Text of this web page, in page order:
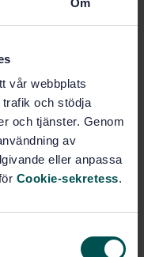
vår webbplats
och stödja
och tjänster. Genom
av
eller anpassa
Cookie-sekretess.
Z cross recess -
- Read more
Price:
Add to cart